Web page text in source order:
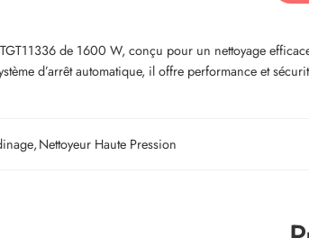
de 1600 W, conçu pour un nettoyage
d’arrêt automatique, il offre performance et
,Nettoyeur Haute Pression